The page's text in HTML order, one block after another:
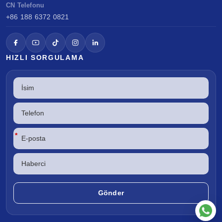
CN Telefonu
+86 188 6372 0821
HIZLI SORGULAMA
*